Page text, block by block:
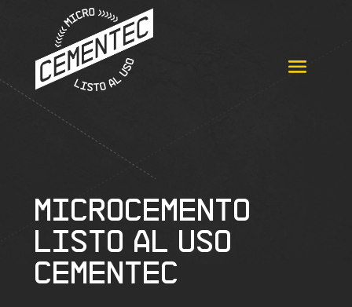
Microcemento
listo al uso
Cementec